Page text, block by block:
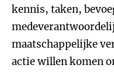
kennis, taken,
maatschappelijke
actie willen komen